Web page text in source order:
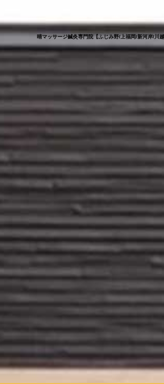
晴マッサージ鍼灸専門院【ふじみ野/上福岡/新河岸/川